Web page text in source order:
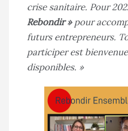
crise sanitaire. Pour
Rebondir »pour
futurs entrepreneurs.
participer est
disponibles. »